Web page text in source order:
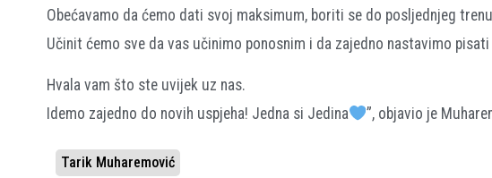
Obećavamo da ćemo dati svoj maksimum, boriti se do posljednjeg
Učinit ćemo sve da vas učinimo ponosnim i da zajedno nastavimo
Hvala vam što ste uvijek uz nas.
Idemo zajedno do novih uspjeha! Jedna si Jedina
”, objavio je
Tarik Muharemović